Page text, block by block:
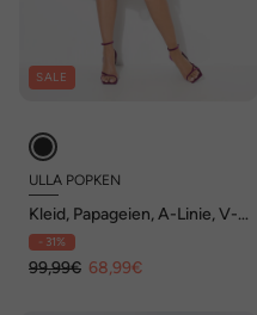
SALE
ULLA POPKEN
Kleid, Papageien, A-Linie, V-
Ausschnitt, Glocken-
Halbarm
- 31%
99,99€ 68,99€